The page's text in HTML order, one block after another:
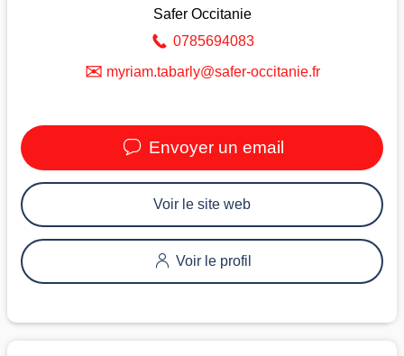
Safer Occitanie
0785694083
✉ myriam.tabarly@safer-occitanie.fr
Envoyer un email
Voir le site web
Voir le profil